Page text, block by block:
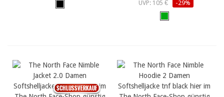
UVP: 105 € -29%